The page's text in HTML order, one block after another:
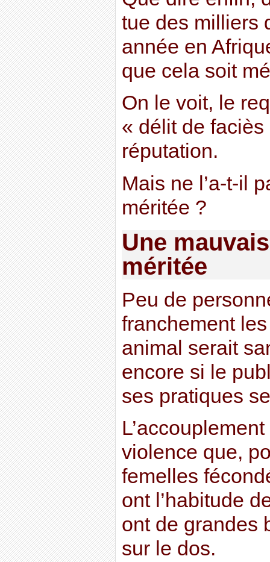
tue des milliers
année en
que cela soit
On le voit, le
« délit de
réputation.
Mais ne l’a-t-il
méritée ?
Une
méritée
Peu de
franchement
animal serait
encore si le
ses pratiques
violence que,
femelles
ont l’habitude
ont de grandes
sur le dos.